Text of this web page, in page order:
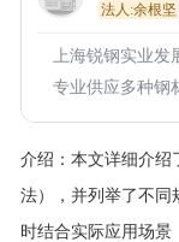
法人:余根坚
上海锐钢实业发
专业供应多种钢
介绍： 本文详细介绍
法），并列举了不同
时结合实际应用场景